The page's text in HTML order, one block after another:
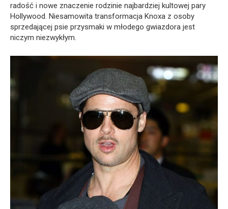
radość i nowe znaczenie rodzinie najbardziej kultowej pary
Hollywood. Niesamowita transformacja Knoxa z osoby
sprzedającej psie przysmaki w młodego gwiazdora jest
niczym niezwykłym.